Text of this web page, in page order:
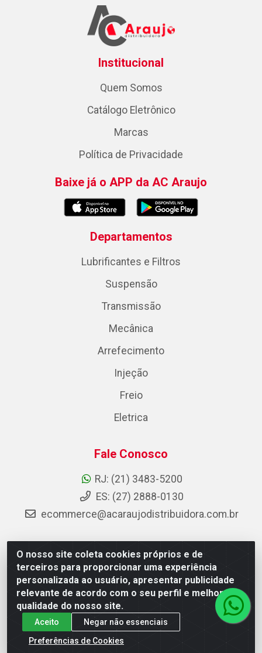
O nosso site coleta cookies próprios e de
terceiros para proporcionar uma experiência
personalizada ao usuário, apresentar publicidade
relevante de acordo com o seu perfil e melhorar a
qualidade do nosso site.
Aceito
Negar não essenciais
Preferências de Cookies
Institucional
Quem Somos
Catálogo Eletrônico
Marcas
Política de Privacidade
Baixe já o APP da AC Araujo
Departamentos
Lubrificantes e Filtros
Suspensão
Transmissão
Mecânica
Arrefecimento
Injeção
Freio
Eletrica
Fale Conosco
RJ: (21) 3483-5200
ES: (27) 2888-0130
ecommerce@acaraujodistribuidora.com.br
AC Araujo Distribuidora - Rua Carneiro de Campos, 42 -
São Cristóvão, Rio de Janeiro/RJ - CEP 20.920-410 -
CNPJ 08.744.753/0003-85